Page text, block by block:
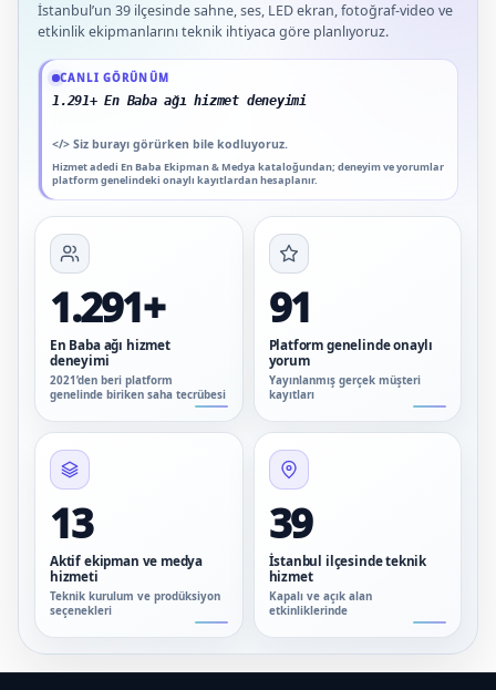
İstanbul’un 39 ilçesinde sahne, ses, LED ekran, fotoğraf-video ve
etkinlik ekipmanlarını teknik ihtiyaca göre planlıyoruz.
CANLI GÖRÜNÜM
1.291+ En Baba ağı hizmet deneyimi
</> Siz burayı görürken bile kodluyoruz.
Hizmet adedi En Baba Ekipman & Medya kataloğundan; deneyim ve yorumlar
platform genelindeki onaylı kayıtlardan hesaplanır.
Güncel veriler: 1.291+ En Baba ağı hizmet deneyimi; 91 platform genelinde
1.291+
En Baba ağı hizmet
deneyimi
2021’den beri platform
genelinde biriken saha tecrübesi
91
Platform genelinde onaylı
yorum
Yayınlanmış gerçek müşteri
kayıtları
13
Aktif ekipman ve medya
hizmeti
Teknik kurulum ve prodüksiyon
seçenekleri
39
İstanbul ilçesinde teknik
hizmet
Kapalı ve açık alan
etkinliklerinde